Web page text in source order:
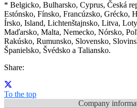
* Belgicko, Bulharsko, Cyprus, Česká
Estónsko, Fínsko, Francúzsko, Grécko,
Írsko, Island, Lichtenštajnsko, Litva,
Maďarsko, Malta, Nemecko, Nórsko,
Rakúsko, Rumunsko, Slovensko,
Španielsko, Švédsko a Taliansko.
Share:
To the top
Company